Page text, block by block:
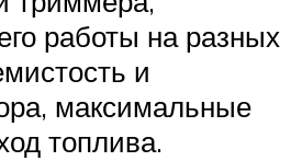
работы на разных
и
максимальные
топлива.